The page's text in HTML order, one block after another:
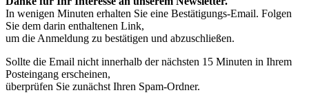
In wenigen Minuten erhalten Sie eine Bestätigungs-Email. Folgen
Sie dem darin enthaltenen Link,
um die Anmeldung zu bestätigen und abzuschließen.
Sollte die Email nicht innerhalb der nächsten 15 Minuten in Ihrem
Posteingang erscheinen,
überprüfen Sie zunächst Ihren Spam-Ordner.